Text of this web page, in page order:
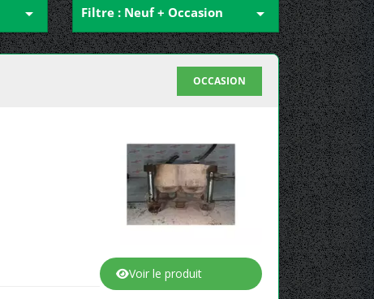
 Filtre : Neuf + Occasion 
OCCASION
Voir le produit